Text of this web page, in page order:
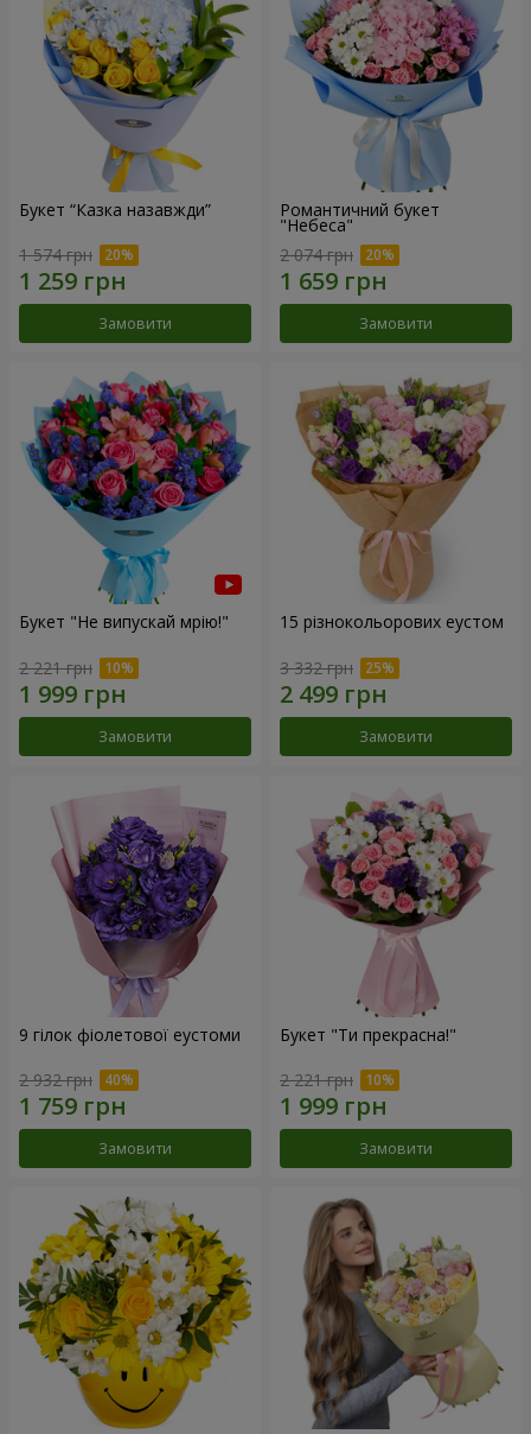
Букет “Казка назавжди”
1 574 грн
Замовити
Романтичний букет
"Небеса"
2 074 грн
Замовити
Букет "Не випускай мрію!"
2 221 грн
Замовити
15 різнокольорових еустом
3 332 грн
Замовити
9 гілок фіолетової еустоми
2 932 грн
Замовити
Букет "Ти прекрасна!"
2 221 грн
Замовити